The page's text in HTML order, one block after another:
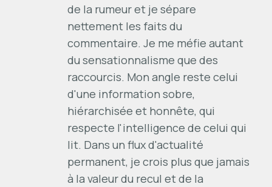
de la rumeur et je sépare
nettement les faits du
commentaire. Je me méfie autant
du sensationnalisme que des
raccourcis. Mon angle reste celui
d'une information sobre,
hiérarchisée et honnête, qui
respecte l'intelligence de celui qui
lit. Dans un flux d'actualité
permanent, je crois plus que jamais
à la valeur du recul et de la